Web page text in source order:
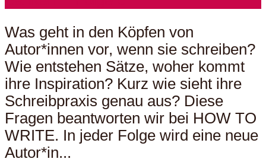
Was geht in den Köpfen von
Autor*innen vor, wenn sie schreiben?
Wie entstehen Sätze, woher kommt
ihre Inspiration? Kurz wie sieht ihre
Schreibpraxis genau aus? Diese
Fragen beantworten wir bei HOW TO
WRITE. In jeder Folge wird eine neue
Autor*in...